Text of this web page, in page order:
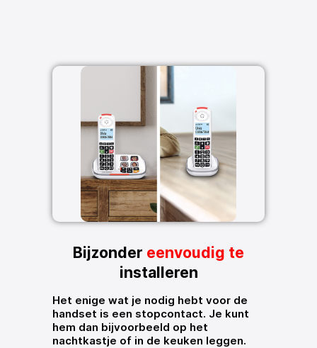
Bijzonder eenvoudig te
installeren
Het enige wat je nodig hebt voor de
handset is een stopcontact. Je kunt
hem dan bijvoorbeeld op het
nachtkastje of in de keuken leggen.